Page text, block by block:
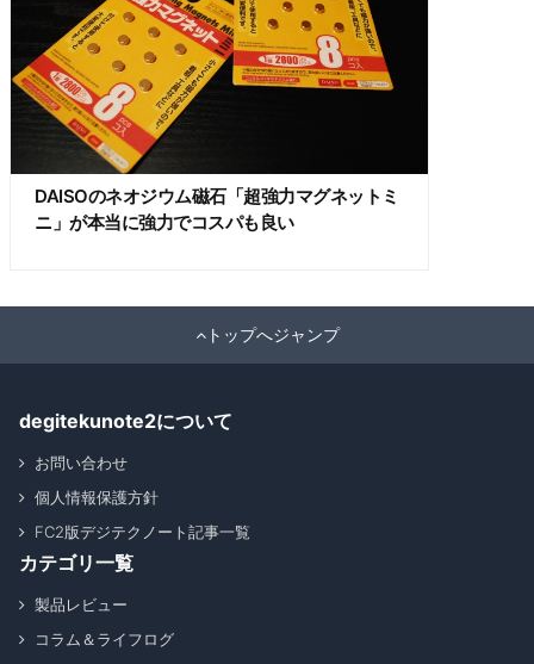
DAISOのネオジウム磁石「超強力マグネットミ
ニ」が本当に強力でコスパも良い
トップへジャンプ
degitekunote2について
お問い合わせ
個人情報保護方針
FC2版デジテクノート記事一覧
カテゴリ一覧
製品レビュー
コラム＆ライフログ